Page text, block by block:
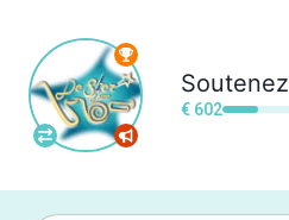
Soutenez
€ 602